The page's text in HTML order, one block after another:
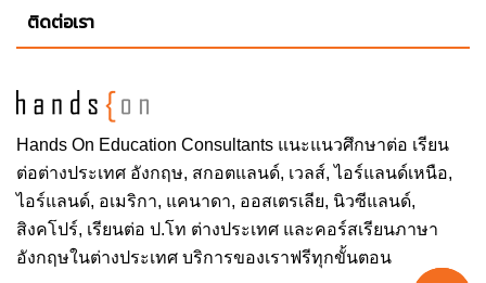
Hands On Education Consultants แนะแนวศึกษาต่อ เรียน
ต่อต่างประเทศ อังกฤษ, สกอตแลนด์, เวลส์, ไอร์แลนด์เหนือ,
ไอร์แลนด์, อเมริกา, แคนาดา, ออสเตรเลีย, นิวซีแลนด์,
สิงคโปร์, เรียนต่อ ป.โท ต่างประเทศ และคอร์สเรียนภาษา
อังกฤษในต่างประเทศ บริการของเราฟรีทุกขั้นตอน
ติดต่อเรา